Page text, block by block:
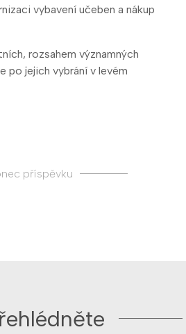
vybavení učeben a nákup
rozsahem významných
po jejich vybrání v levém
příspěvku